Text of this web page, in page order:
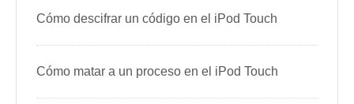
Cómo descifrar un código en el iPod Touch
Cómo matar a un proceso en el iPod Touch